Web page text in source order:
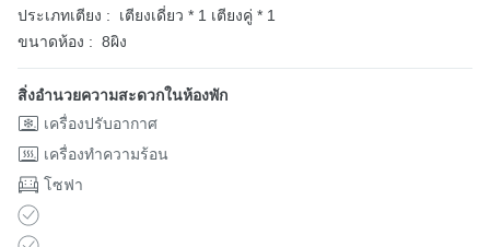
ประเภทเตียง :
เตียงเดี่ยว * 1 เตียงคู่ * 1
ขนาดห้อง : 8ผิง
สิ่งอำนวยความสะดวกในห้องพัก
เครื่องปรับอากาศ
เครื่องทำความร้อน
โซฟา